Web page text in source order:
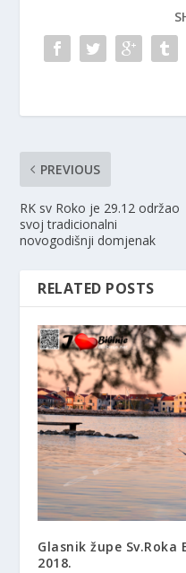
PREVIOUS
RK sv Roko je 29.12 održao
svoj tradicionalni
novogodišnji domjenak
RELATED POSTS
Glasnik župe Sv.Roka
2018.